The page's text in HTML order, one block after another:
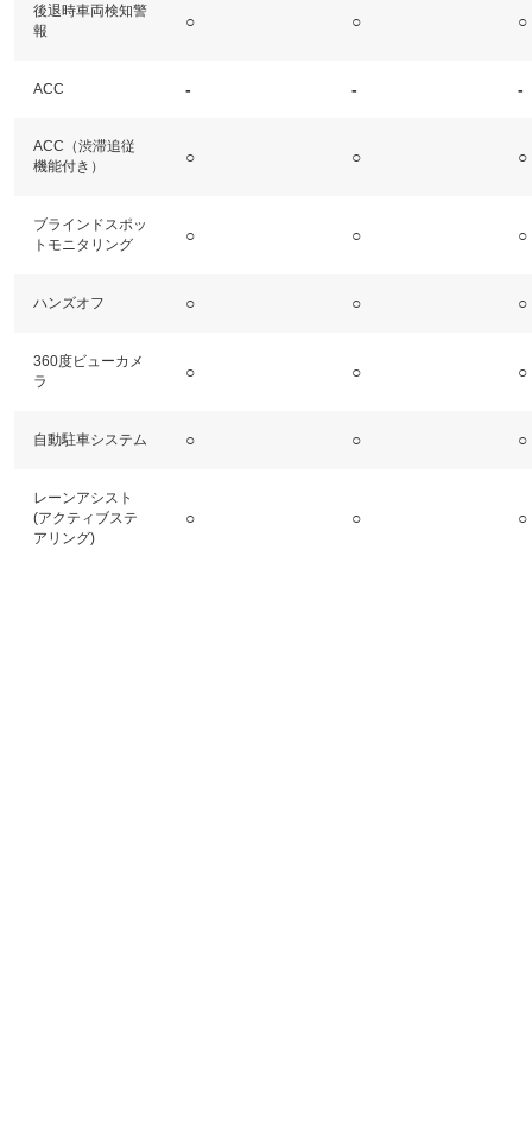
後退時車両検知警
報
○ ○ ○
ACC - - -
ACC（渋滞追従
機能付き）
○ ○ ○
ブラインドスポッ
トモニタリング
○ ○ ○
ハンズオフ ○ ○ ○
360度ビューカメ
ラ
○ ○ ○
自動駐車システム ○ ○ ○
レーンアシスト
(アクティブステ
アリング)
○ ○ ○